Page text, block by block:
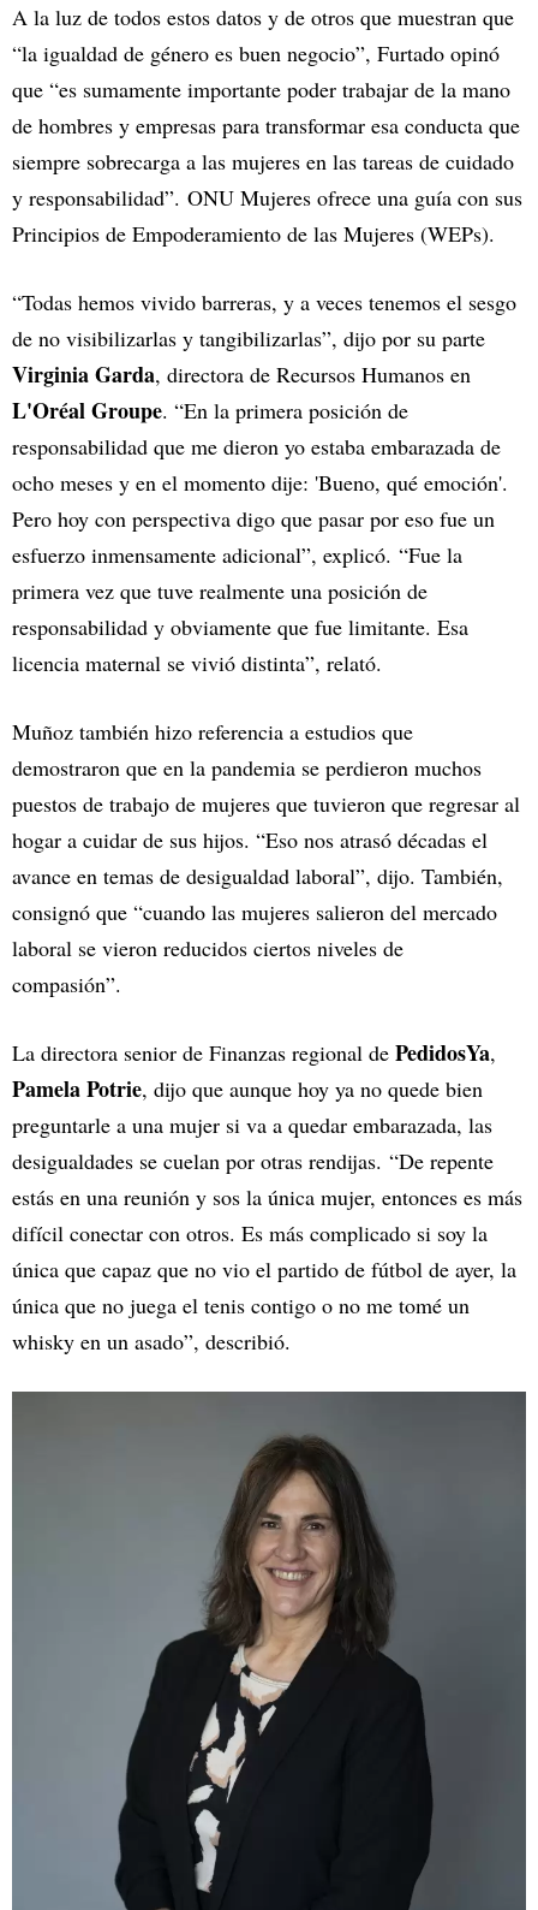
A la luz de todos estos datos y de otros que muestran que
“la igualdad de género es buen negocio”, Furtado opinó
que “es sumamente importante poder trabajar de la mano
de hombres y empresas para transformar esa conducta que
siempre sobrecarga a las mujeres en las tareas de cuidado
y responsabilidad”. ONU Mujeres ofrece una guía con sus
Principios de Empoderamiento de las Mujeres (WEPs).
“Todas hemos vivido barreras, y a veces tenemos el sesgo
de no visibilizarlas y tangibilizarlas”, dijo por su parte
Virginia Garda, directora de Recursos Humanos en
L'Oréal Groupe. “En la primera posición de
responsabilidad que me dieron yo estaba embarazada de
ocho meses y en el momento dije: 'Bueno, qué emoción'.
Pero hoy con perspectiva digo que pasar por eso fue un
esfuerzo inmensamente adicional”, explicó. “Fue la
primera vez que tuve realmente una posición de
responsabilidad y obviamente que fue limitante. Esa
licencia maternal se vivió distinta”, relató.
Muñoz también hizo referencia a estudios que
demostraron que en la pandemia se perdieron muchos
puestos de trabajo de mujeres que tuvieron que regresar al
hogar a cuidar de sus hijos. “Eso nos atrasó décadas el
avance en temas de desigualdad laboral”, dijo. También,
consignó que “cuando las mujeres salieron del mercado
laboral se vieron reducidos ciertos niveles de
compasión”.
La directora senior de Finanzas regional de PedidosYa,
Pamela Potrie, dijo que aunque hoy ya no quede bien
preguntarle a una mujer si va a quedar embarazada, las
desigualdades se cuelan por otras rendijas. “De repente
estás en una reunión y sos la única mujer, entonces es más
difícil conectar con otros. Es más complicado si soy la
única que capaz que no vio el partido de fútbol de ayer, la
única que no juega el tenis contigo o no me tomé un
whisky en un asado”, describió.